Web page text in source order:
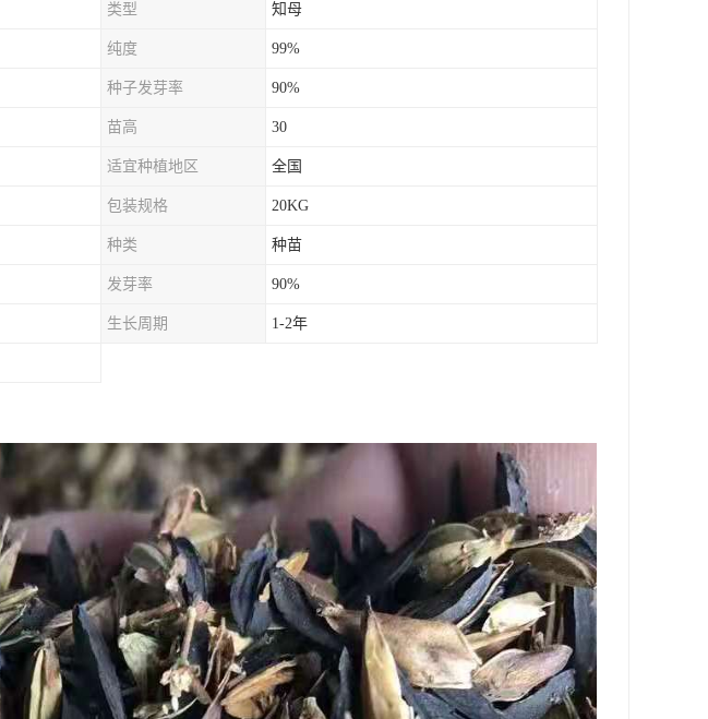
类型 知母
纯度 99%
种子发芽率 90%
苗高 30
适宜种植地区 全国
包装规格 20KG
种类 种苗
发芽率 90%
生长周期 1-2年